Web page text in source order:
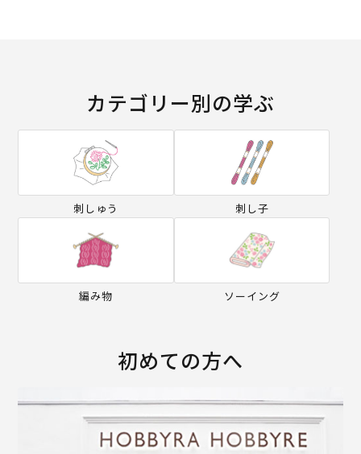
カテゴリー別の学ぶ
刺しゅう 刺し子
編み物 ソーイング
初めての方へ